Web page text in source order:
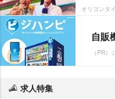
オリコンタ
自販
（PR）
求人特集